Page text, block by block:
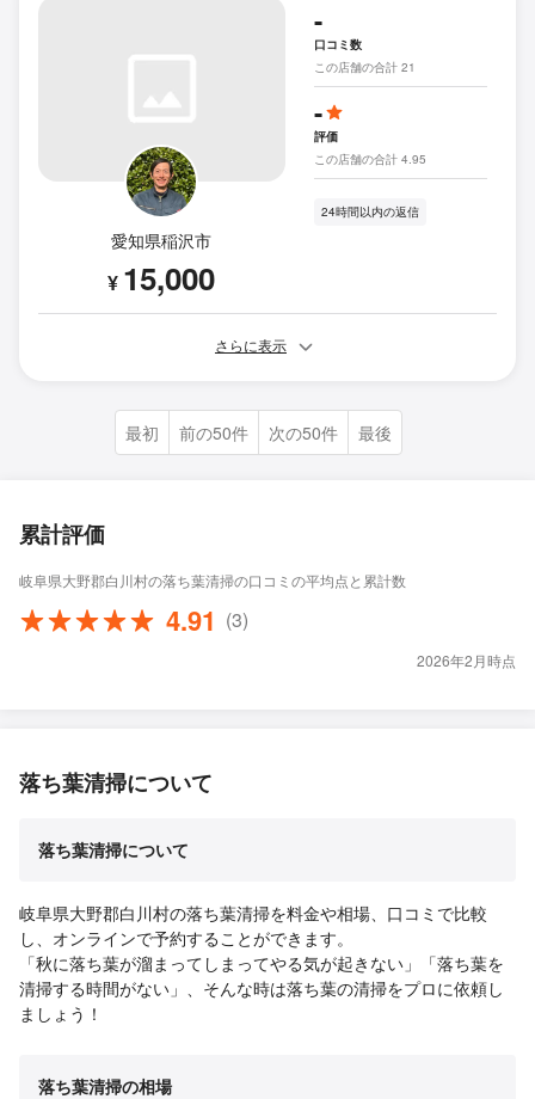
愛知県稲沢市
¥ 15,000
-
口コミ数
この店舗の合計 21
-
評価
この店舗の合計 4.95
24時間以内の返信
さらに表示
最初 前の50件 次の50件 最後
累計評価
岐阜県大野郡白川村の落ち葉清掃の口コミの平均点と累計数
4.91 (3)
2026年2月時点
落ち葉清掃について
落ち葉清掃について
岐阜県大野郡白川村の落ち葉清掃を料金や相場、口コミで比較
し、オンラインで予約することができます。
「秋に落ち葉が溜まってしまってやる気が起きない」「落ち葉を
清掃する時間がない」、そんな時は落ち葉の清掃をプロに依頼し
ましょう！
落ち葉清掃の相場